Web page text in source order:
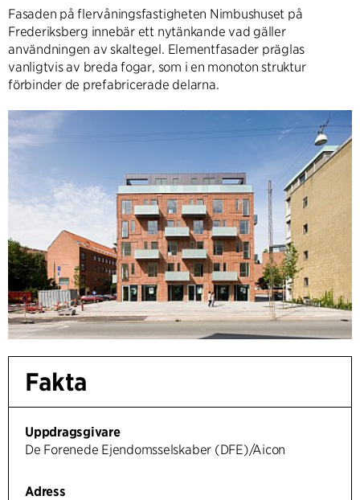
Fasaden på flervåningsfastigheten Nimbushuset på
Frederiksberg innebär ett nytänkande vad gäller
användningen av skaltegel. Elementfasader präglas
vanligtvis av breda fogar, som i en monoton struktur
förbinder de prefabricerade delarna.
Fakta
Uppdragsgivare
De Forenede Ejendomsselskaber (DFE)/Aicon
Adress